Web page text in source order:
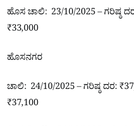
ಹೊಸ ಚಾಲಿ: 23/10/2025 – ಗರಿಷ್ಠ
₹33,000
ಹೊಸನಗರ
ಚಾಲಿ: 24/10/2025 – ಗರಿಷ್ಠ ದರ:
₹37,100